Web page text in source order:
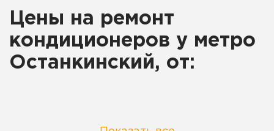
Цены на ремонт
кондиционеров у метро
Останкинский, от: